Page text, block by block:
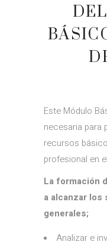
Este Módulo
necesaria para
recursos
profesional en
La formación
a alcanzar
generales;
Analizar e